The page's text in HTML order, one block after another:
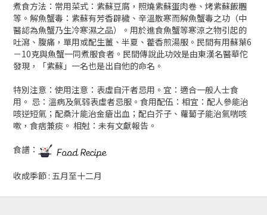
煮食方法：常用菜式：紫蘇豆腐，照燒紫蘇蛋肉卷、烤紫蘇飯糰
等。解魚蟹毒：紫蘇有芳香辟穢、辛溫散寒而解魚蟹毒之功（中
醫認為魚蟹乃生冷寒濕之品）。用於進食魚蟹等寒涼之物引起的
吐瀉、腹痛，單用或配生薑、半夏、藿香煎湯服。民間有用蘇葉6
－10克與魚蟹一同煮服食者。民間傳說此功效是由東漢名醫華佗
發現，「紫蘇」一名也是出自他的命名。
特別注意：使用注意：表虛自汗者忌用。宜：適合一般人士食
用。 忌：溫病及氣弱表虛者忌服。食用配伍：相宜：配人參能治
咳逆短氣；配桑汁能治金瘡出血；配白芥子、蘿蔔子能治氣喘咳
嗽，食痞兼痰。 相尅：未有文獻報告。
食譜：
收成季節 : 五月至十二月